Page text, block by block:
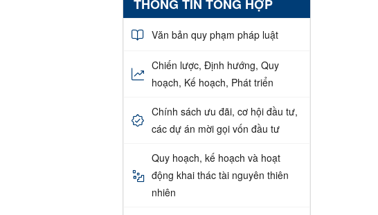
THÔNG TIN TỔNG HỢP
Văn bản quy phạm pháp luật
Chiến lược, Định hướng, Quy
hoạch, Kế hoạch, Phát triển
Chính sách ưu đãi, cơ hội đầu tư,
các dự án mời gọi vốn đầu tư
Quy hoạch, kế hoạch và hoạt
động khai thác tài nguyên thiên
nhiên